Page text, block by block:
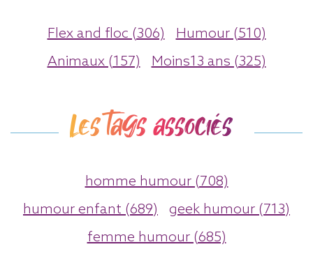
Flex and floc (306)
Humour (510)
Animaux (157)
Moins13 ans (325)
Les tags associés
homme humour (708)
humour enfant (689)
geek humour (713)
femme humour (685)